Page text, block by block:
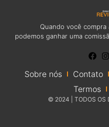
Quando você
podemos ganhar uma
Sobre nós Contato
Termos
© 2024 | TODOS OS